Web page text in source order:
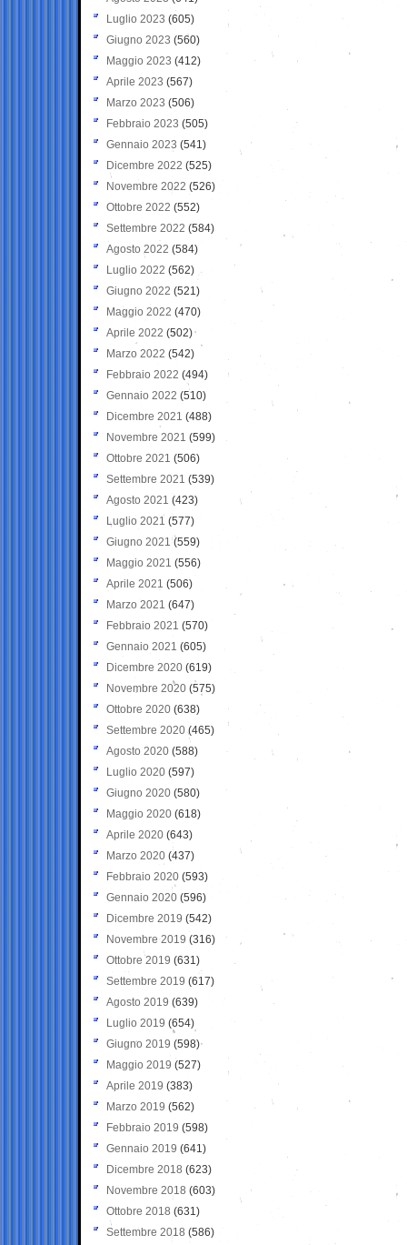
Luglio 2023 (605)
Giugno 2023 (560)
Maggio 2023 (412)
Aprile 2023 (567)
Marzo 2023 (506)
Febbraio 2023 (505)
Gennaio 2023 (541)
Dicembre 2022 (525)
Novembre 2022 (526)
Ottobre 2022 (552)
Settembre 2022 (584)
Agosto 2022 (584)
Luglio 2022 (562)
Giugno 2022 (521)
Maggio 2022 (470)
Aprile 2022 (502)
Marzo 2022 (542)
Febbraio 2022 (494)
Gennaio 2022 (510)
Dicembre 2021 (488)
Novembre 2021 (599)
Ottobre 2021 (506)
Settembre 2021 (539)
Agosto 2021 (423)
Luglio 2021 (577)
Giugno 2021(559)
Maggio 2021 (556)
Aprile 2021 (506)
Marzo 2021 (647)
Febbraio 2021 (570)
Gennaio 2021 (605)
Dicembre 2020 (619)
Novembre 2020 (575)
Ottobre 2020 (638)
Settembre 2020(465)
Agosto 2020 (588)
Luglio 2020 (597)
Giugno 2020 (580)
Maggio 2020 (618)
Aprile 2020 (643)
Marzo 2020 (437)
Febbraio 2020 (593)
Gennaio 2020 (596)
Dicembre 2019 (542)
Novembre 2019 (316)
Ottobre 2019 (631)
Settembre 2019 (617)
Agosto 2019 (639)
Luglio 2019 (654)
Giugno 2019 (598)
Maggio 2019 (527)
Aprile 2019 (383)
Marzo 2019 (562)
Febbraio 2019 (598)
Gennaio 2019 (641)
Dicembre 2018 (623)
Novembre 2018 (603)
Ottobre 2018 (631)
Settembre 2018 (586)